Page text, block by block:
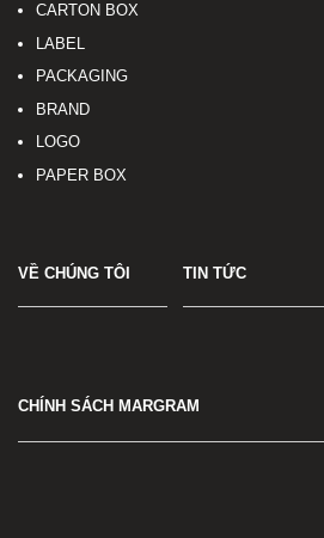
CARTON BOX
LABEL
PACKAGING
BRAND
LOGO
PAPER BOX
VỀ CHÚNG TÔI TIN TỨC
CHÍNH SÁCH MARGRAM